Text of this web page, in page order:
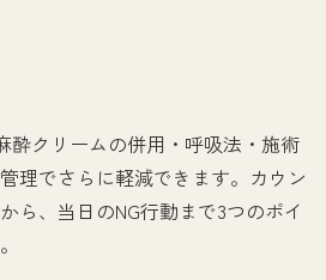
酔クリームの併用・呼吸法・施術
理でさらに軽減できます。カウン
ら、当日のNG行動まで3つのポイ